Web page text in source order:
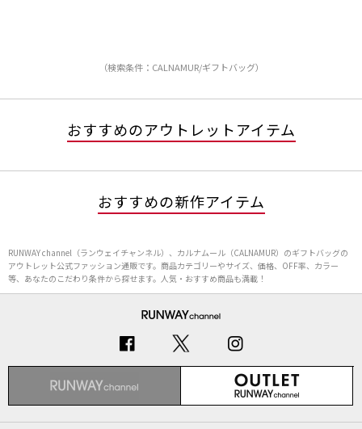
（検索条件：CALNAMUR/ギフトバッグ）
おすすめのアウトレットアイテム
おすすめの新作アイテム
RUNWAY channel（ランウェイチャンネル）、カルナムール（CALNAMUR）のギフトバッグの
アウトレット公式ファッション通販です。商品カテゴリーやサイズ、価格、OFF率、カラー
等、あなたのこだわり条件から探せます。人気・おすすめ商品も満載！